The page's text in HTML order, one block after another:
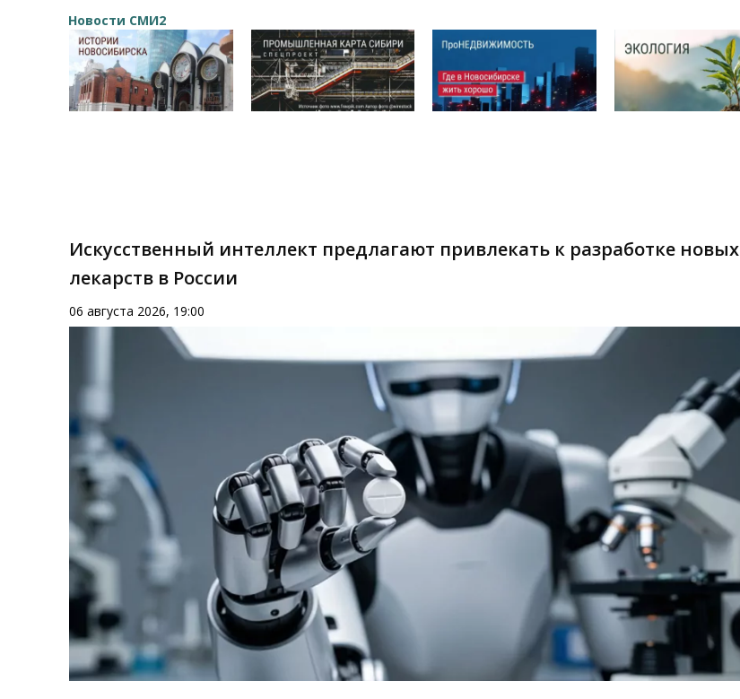
Новости СМИ2
Искусственный интеллект предлагают привлекать к разработке новых
лекарств в России
06 августа 2026, 19:00